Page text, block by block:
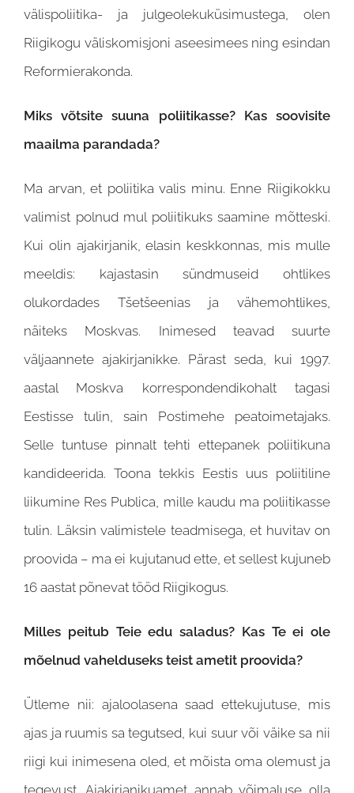
välispoliitika- ja julgeolekuküsimustega, olen
Riigikogu väliskomisjoni aseesimees ning esindan
Reformierakonda.
Miks võtsite suuna poliitikasse? Kas soovisite
maailma parandada?
Ma arvan, et poliitika valis minu. Enne Riigikokku
valimist polnud mul poliitikuks saamine mõtteski.
Kui olin ajakirjanik, elasin keskkonnas, mis mulle
meeldis: kajastasin sündmuseid ohtlikes
olukordades Tšetšeenias ja vähemohtlikes,
näiteks Moskvas. Inimesed teavad suurte
väljaannete ajakirjanikke. Pärast seda, kui 1997.
aastal Moskva korrespondendikohalt tagasi
Eestisse tulin, sain Postimehe peatoimetajaks.
Selle tuntuse pinnalt tehti ettepanek poliitikuna
kandideerida. Toona tekkis Eestis uus poliitiline
liikumine Res Publica, mille kaudu ma poliitikasse
tulin. Läksin valimistele teadmisega, et huvitav on
proovida – ma ei kujutanud ette, et sellest kujuneb
16 aastat põnevat tööd Riigikogus.
Milles peitub Teie edu saladus? Kas Te ei ole
mõelnud vahelduseks teist ametit proovida?
Ütleme nii: ajaloolasena saad ettekujutuse, mis
ajas ja ruumis sa tegutsed, kui suur või väike sa nii
riigi kui inimesena oled, et mõista oma olemust ja
tegevust. Ajakirjanikuamet annab võimaluse olla